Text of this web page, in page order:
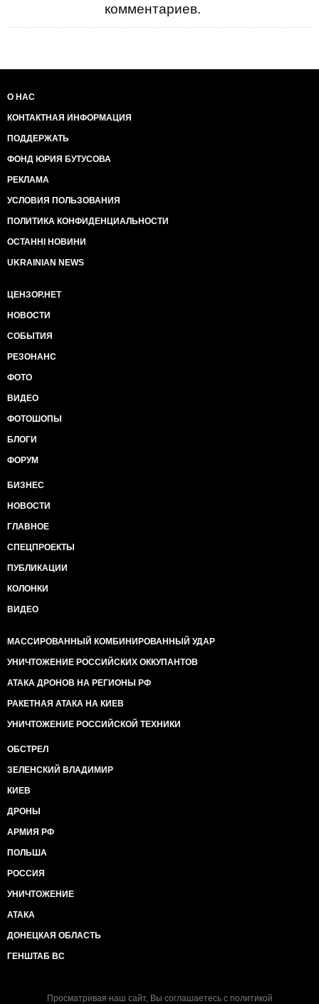
комментариев.
О НАС
КОНТАКТНАЯ ИНФОРМАЦИЯ
ПОДДЕРЖАТЬ
ФОНД ЮРИЯ БУТУСОВА
РЕКЛАМА
УСЛОВИЯ ПОЛЬЗОВАНИЯ
ПОЛИТИКА КОНФИДЕНЦИАЛЬНОСТИ
ОСТАННІ НОВИНИ
UKRAINIAN NEWS
ЦЕНЗОР.НЕТ
НОВОСТИ
СОБЫТИЯ
РЕЗОНАНС
ФОТО
ВИДЕО
ФОТОШОПЫ
БЛОГИ
ФОРУМ
БИЗНЕС
НОВОСТИ
ГЛАВНОЕ
СПЕЦПРОЕКТЫ
ПУБЛИКАЦИИ
КОЛОНКИ
ВИДЕО
МАССИРОВАННЫЙ КОМБИНИРОВАННЫЙ УДАР
УНИЧТОЖЕНИЕ РОССИЙСКИХ ОККУПАНТОВ
АТАКА ДРОНОВ НА РЕГИОНЫ РФ
РАКЕТНАЯ АТАКА НА КИЕВ
УНИЧТОЖЕНИЕ РОССИЙСКОЙ ТЕХНИКИ
ОБСТРЕЛ
ЗЕЛЕНСКИЙ ВЛАДИМИР
КИЕВ
ДРОНЫ
АРМИЯ РФ
ПОЛЬША
РОССИЯ
УНИЧТОЖЕНИЕ
АТАКА
ДОНЕЦКАЯ ОБЛАСТЬ
ГЕНШТАБ ВС
Просматривая наш сайт, Вы соглашаетесь с политикой